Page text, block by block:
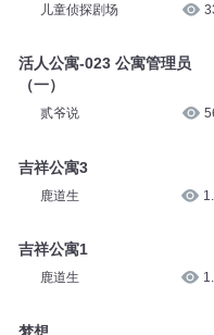
儿童侦探剧场
活人公寓-023 公寓管理员
（一）
贰爷说
吉祥公寓3
鹿道生
吉祥公寓1
鹿道生